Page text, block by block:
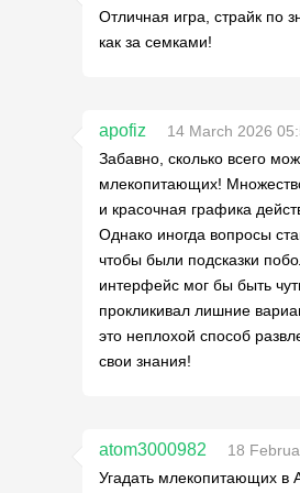
Отличная игра, страйк по
как за семками!
apofiz
14 March 2026
Забавно, сколько всего
млекопитающих!
и красочная графика
Однако иногда вопросы
чтобы были подсказки
интерфейс мог бы быть
прокликивал лишние
это неплохой способ
свои знания!
atom3000982
18
Угадать млекопитающих в